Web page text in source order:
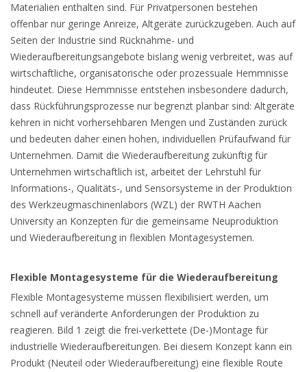
Materialien enthalten sind. Für Privatpersonen bestehen
offenbar nur geringe Anreize, Altgeräte zurückzugeben. Auch auf
Seiten der Industrie sind Rücknahme- und
Wiederaufbereitungsangebote bislang wenig verbreitet, was auf
wirtschaftliche, organisatorische oder prozessuale Hemmnisse
hindeutet. Diese Hemmnisse entstehen insbesondere dadurch,
dass Rückführungsprozesse nur begrenzt planbar sind: Altgeräte
kehren in nicht vorhersehbaren Mengen und Zuständen zurück
und bedeuten daher einen hohen, individuellen Prüfaufwand für
Unternehmen. Damit die Wiederaufbereitung zukünftig für
Unternehmen wirtschaftlich ist, arbeitet der Lehrstuhl für
Informations-, Qualitäts-, und Sensorsysteme in der Produktion
des Werkzeugmaschinenlabors (WZL) der RWTH Aachen
University an Konzepten für die gemeinsame Neuproduktion
und Wiederaufbereitung in flexiblen Montagesystemen.
Flexible Montagesysteme für die Wiederaufbereitung
Flexible Montagesysteme müssen flexibilisiert werden, um
schnell auf veränderte Anforderungen der Produktion zu
reagieren. Bild 1 zeigt die frei-verkettete (De-)Montage für
industrielle Wiederaufbereitungen. Bei diesem Konzept kann ein
Produkt (Neuteil oder Wiederaufbereitung) eine flexible Route